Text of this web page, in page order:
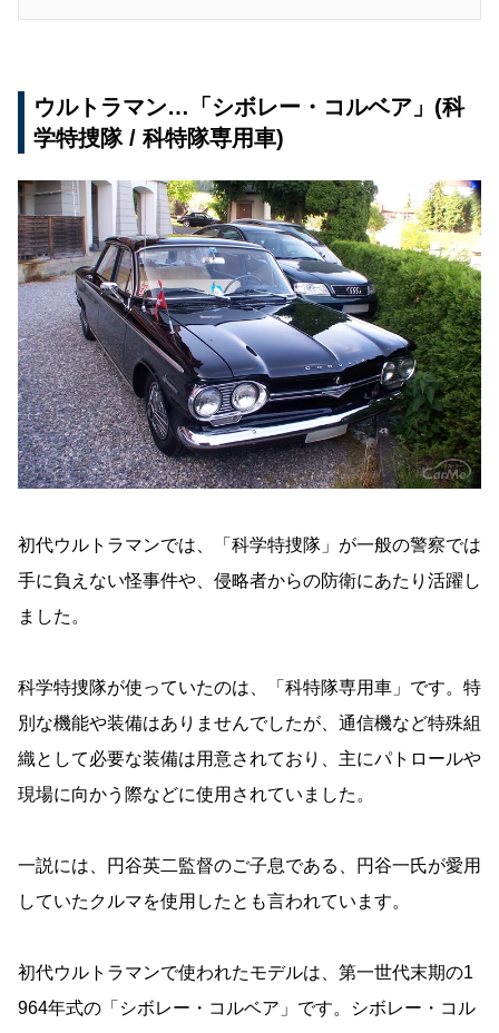
ウルトラマン…「シボレー・コルベア」(科
学特捜隊 / 科特隊専用車)
初代ウルトラマンでは、「科学特捜隊」が一般の警察では
手に負えない怪事件や、侵略者からの防衛にあたり活躍し
ました。
科学特捜隊が使っていたのは、「科特隊専用車」です。特
別な機能や装備はありませんでしたが、通信機など特殊組
織として必要な装備は用意されており、主にパトロールや
現場に向かう際などに使用されていました。
一説には、円谷英二監督のご子息である、円谷一氏が愛用
していたクルマを使用したとも言われています。
初代ウルトラマンで使われたモデルは、第一世代末期の1
964年式の「シボレー・コルベア」です。シボレー・コル